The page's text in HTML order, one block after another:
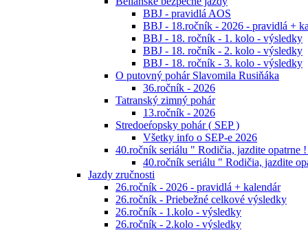
BBJ - pravidlá AOS
BBJ - 18.ročník - 2026 - pravidlá +
BBJ - 18. ročník - 1. kolo - výsledky
BBJ - 18. ročník - 2. kolo - výsledky
BBJ - 18. ročník - 3. kolo - výsledky
O putovný pohár Slavomila Rusiňáka
36.ročník - 2026
Tatranský zimný pohár
13.ročník - 2026
Stredoeŕopsky pohár ( SEP )
Všetky info o SEP-e 2026
40.ročník seriálu " Rodičia, jazdite opatrne
40.ročník seriálu " Rodičia, jazdite
Jazdy zručnosti
26.ročník - 2026 - pravidlá + kalendár
26.ročník - Priebežné celkové výsledky
26.ročník - 1.kolo - výsledky
26.ročník - 2.kolo - výsledky